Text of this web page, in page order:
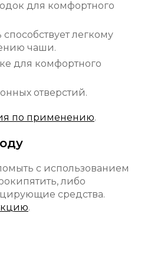
для комфортного
легкому
чаши.
для комфортного
отверстий.
по применению.
с использованием
либо
средства.
.